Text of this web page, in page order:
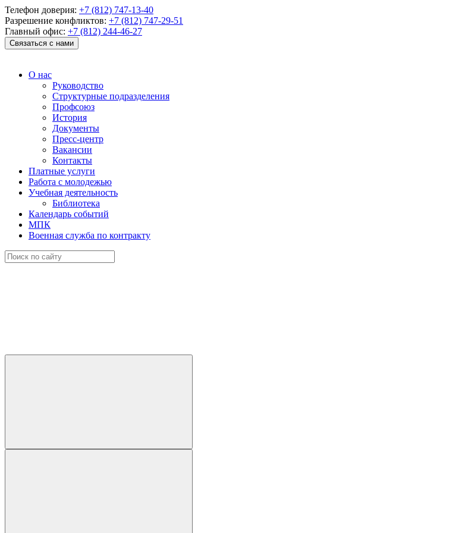
Телефон доверия: +7 (812) 747-13-40
Разрешение конфликтов: +7 (812) 747-29-51
Главный офис: +7 (812) 244-46-27
Связаться с нами
О нас
Руководство
Структурные подразделения
Профсоюз
История
Документы
Пресс-центр
Вакансии
Контакты
Платные услуги
Работа с молодежью
Учебная деятельность
Библиотека
Календарь событий
МПК
Военная служба по контракту